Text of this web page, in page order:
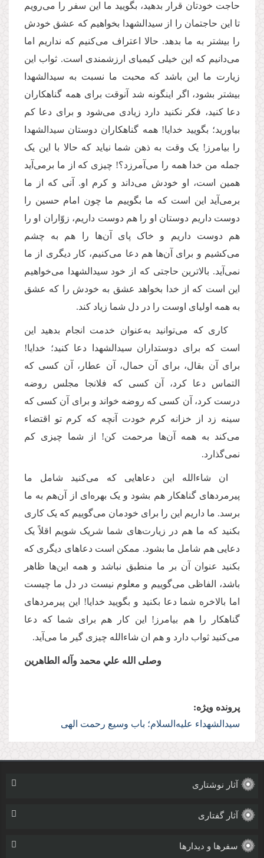
حاجت خودتان قرار بدهید، بگویید ما این سفر را می‌رویم
تا این حاجتمان را از سیدالشهدا‌ بخواهیم که عشق خودش
را بیشتر به ما بدهد. حالا اعتراف می‌کنیم که نداریم اما
می‌دانیم که این خیلی کیمیای ارزشمندی است. ثواب این
زیارت ما این باشد که محبت ما نسبت به سیدالشهدا
بیشتر بشود، اگر اینگونه شد آنوقت برای همه گناهکاران
دعا کنید، فکر نکنید دارد زیادی می‌شود و برای دعا کم
بیاورید؛ بگویید خدایا! همه گناهکاران دوستان سیدالشهدا
را بیامرز! یک وقت به ذهن شما نیاید که حالا با این یک
جمله من خدا همه را می‌آمرزد؟! چیزی که از ما برمی‌آید
همین است، او خودش می‌داند و کرم او. آنی که از ما
برمی‌آید این است که ما بگوییم ما چون امام حسین را
دوست داریم دوستان او را هم دوست داریم، زوّاران او را
هم دوست داریم و خاک پای آن‌ها را هم به چشم
می‌کشیم و برای آن‌ها هم دعا می‌کنیم، کار دیگری از ما
نمی‌آید. بالاترین حاجتی که از خود سیدالشهدا ‌می‌خواهیم
این است که از خدا بخواهد عشق به خودش را که عشق
به همه اولیای‌ اوست را در دل شما زیاد کند.
کاری که می‌توانید به‌عنوان خدمت انجام بدهید این
است که برای دوستداران سیدالشهدا دعا کنید؛ خدایا!
برای آن بقال، برای آن حمال، آن عطار، آن کسی که
التماس دعا کرد، آن کسی که فلانجا مجلس روضه
درست کرد، آن کسی که روضه خواند و برای آن کسی که
سینه زد از خزانه کرم خودت آنچه که کرم تو اقتضاء
می‌کند به همه آن‌ها مرحمت کن! از شما چیزی کم
نمی‌گذارد.
ان شاءالله این دعاهایی که می‌کنید شامل ما
پیرمردهای گناهکار هم بشود و یک بهره‌ای از آن‌هم به ما
برسد. ما داریم این را برای خودمان می‌گوییم که یک کاری
بکنید که ما هم در زیارت‌های شما شریک شویم اقلاً یک
دعایی هم شامل ما بشود. ممکن است دعاهای دیگری که
بکنید عنوان آن بر ما منطبق نباشد و همه این‌ها ظاهر
باشد، الفاظی می‌گوییم و معلوم نیست در دل ما چیست
اما بالاخره شما دعا بکنید و بگویید خدایا! این پیرمردهای
گناهکار را هم بیامرز! این کار هم برای شما که دعا
می‌کنید ثواب دارد و هم ان شاء‌الله چیزی گیر ما می‌آید.
وصلی ‌الله علي محمد وآله الطاهرين
پرونده ویژه:
سیدالشهدا‌ء علیه‌السلام؛ باب وسیع رحمت الهی
آثار نوشتاری
آثار گفتاری
سفرها و دیدارها